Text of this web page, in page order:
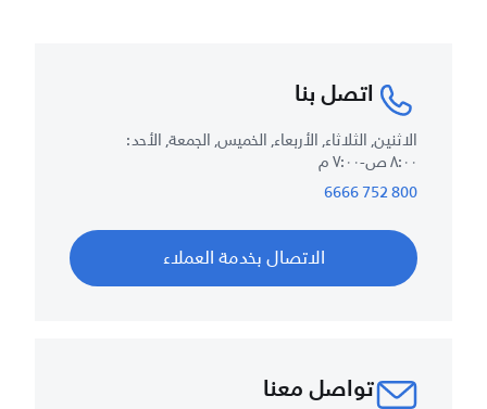
اتصل بنا
الاثنين, الثلاثاء, الأربعاء, الخميس, الجمعة, الأحد :
٨:٠٠ ص-٧:٠٠ م
800 752 6666
الاتصال بخدمة العملاء
تواصل معنا